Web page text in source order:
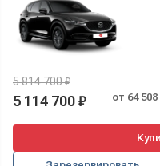
5 814 700 ₽
5 114 700 ₽ от 64